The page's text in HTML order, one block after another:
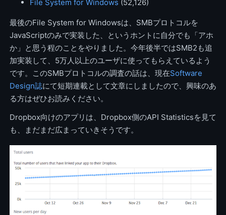
File System for Windows (52,126)
最後のFile System for Windowsは、SMBプロトコルを
JavaScriptのみで実装した、というホントに自分でも「アホ
か」と思う程のことをやりました。今年後半ではSMB2も追
加実装して、5万人以上のユーザに使ってもらえているよう
です。このSMBプロトコルの調査の話は、現在Software
Design誌にて短期連載として文章にしましたので、興味のあ
る方はぜひお読みください。
Dropbox向けのアプリは、Dropbox側のAPI Statisticsを見て
も、まだまだ広まっていきそうです。